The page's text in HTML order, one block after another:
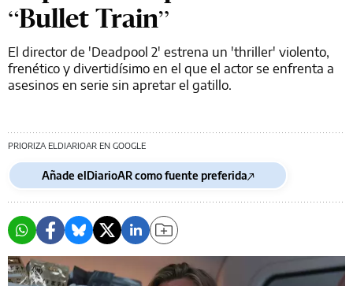
“Bullet Train”
El director de 'Deadpool 2' estrena un 'thriller' violento,
frenético y divertidísimo en el que el actor se enfrenta a
asesinos en serie sin apretar el gatillo.
PRIORIZA ELDIARIOAR EN GOOGLE
Añade elDiarioAR como fuente preferida